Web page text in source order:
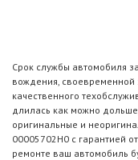
Срок службы автомобиля
вождения, своевременной
качественного
длилась как можно
оригинальные и
00005702H0 с гарантией
ремонте ваш автомобиль